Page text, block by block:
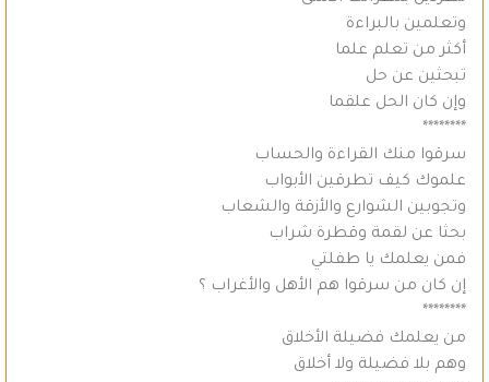
وتعلمين بالبراءة
أكثر من تعلم علما
تبحثين عن حل
وإن كان الحل علقما
********
سرقوا منك القراءة والحساب
علموك كيف تطرقين الأبواب
وتجوبين الشوارع والأزقة والشعاب
بحثا عن لقمة وقطرة شراب
فمن يعلمك يا طفلتي
إن كان من سرقوا هم الأهل والأغراب ؟
********
من يعلمك فضيلة الأخلاق
وهم بلا فضيلة ولا أخلاق